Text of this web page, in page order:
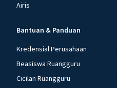
Airis
Bantuan & Panduan
Kredensial Perusahaan
Beasiswa Ruangguru
Cicilan Ruangguru